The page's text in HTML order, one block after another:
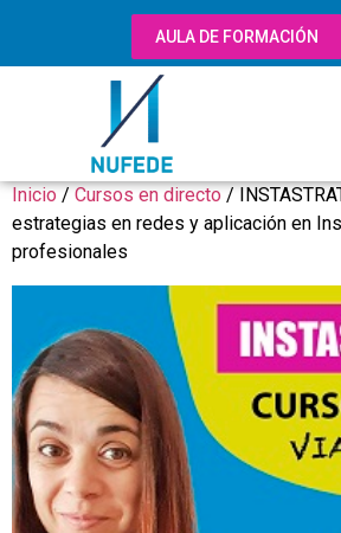
AULA DE FORMACIÓN
Inicio / Cursos en directo /
estrategias en redes y aplicación en
profesionales